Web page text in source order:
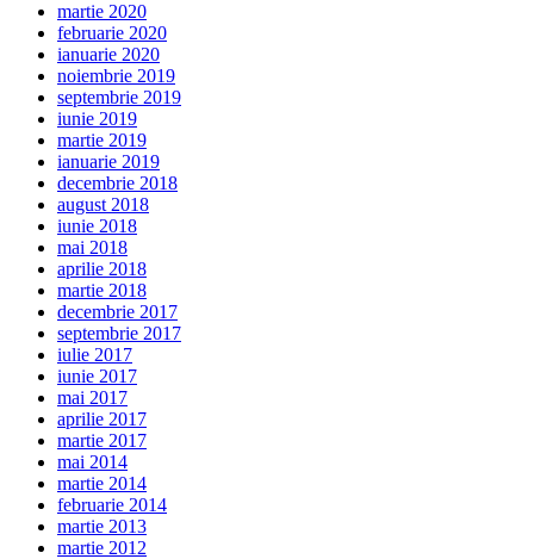
martie 2020
februarie 2020
ianuarie 2020
noiembrie 2019
septembrie 2019
iunie 2019
martie 2019
ianuarie 2019
decembrie 2018
august 2018
iunie 2018
mai 2018
aprilie 2018
martie 2018
decembrie 2017
septembrie 2017
iulie 2017
iunie 2017
mai 2017
aprilie 2017
martie 2017
mai 2014
martie 2014
februarie 2014
martie 2013
martie 2012